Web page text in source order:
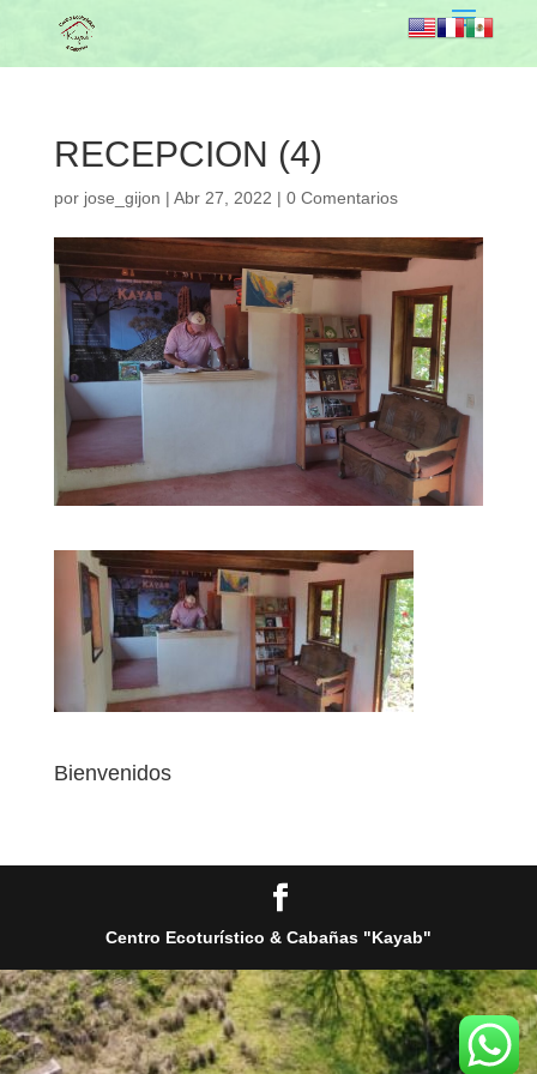
RECEPCION (4)
por jose_gijon | Abr 27, 2022 | 0 Comentarios
Bienvenidos
Centro Ecoturístico & Cabañas "Kayab"